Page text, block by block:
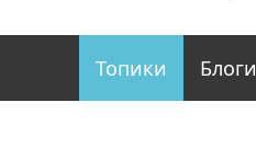
Топики Блоги